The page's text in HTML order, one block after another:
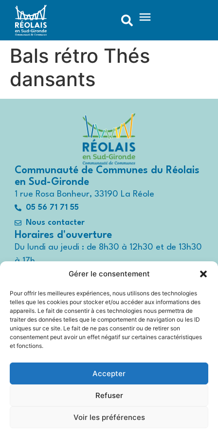
Gérer le consentement
Pour offrir les meilleures expériences, nous utilisons des technologies
telles que les cookies pour stocker et/ou accéder aux informations des
appareils. Le fait de consentir à ces technologies nous permettra de
traiter des données telles que le comportement de navigation ou les ID
uniques sur ce site. Le fait de ne pas consentir ou de retirer son
consentement peut avoir un effet négatif sur certaines caractéristiques
et fonctions.
Accepter
Refuser
Voir les préférences
principal
Bals rétro Thés
dansants
Communauté de Communes du Réolais
en Sud-Gironde
1 rue Rosa Bonheur, 33190 La Réole
05 56 71 71 55
Nous contacter
Horaires d'ouverture
Du lundi au jeudi : de 8h30 à 12h30 et de 13h30
à 17h
Le vendredi : de 8h30 à 12h30 et de 13h30 à
Suivez-nous !
Espace
presse
Mentions légales
Plan du site
Politique Cookies (UE)